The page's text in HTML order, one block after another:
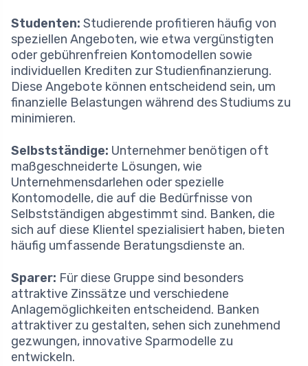
Studenten: Studierende profitieren häufig von
speziellen Angeboten, wie etwa vergünstigten
oder gebührenfreien Kontomodellen sowie
individuellen Krediten zur Studienfinanzierung.
Diese Angebote können entscheidend sein, um
finanzielle Belastungen während des Studiums zu
minimieren.
Selbstständige: Unternehmer benötigen oft
maßgeschneiderte Lösungen, wie
Unternehmensdarlehen oder spezielle
Kontomodelle, die auf die Bedürfnisse von
Selbstständigen abgestimmt sind. Banken, die
sich auf diese Klientel spezialisiert haben, bieten
häufig umfassende Beratungsdienste an.
Sparer: Für diese Gruppe sind besonders
attraktive Zinssätze und verschiedene
Anlagemöglichkeiten entscheidend. Banken
attraktiver zu gestalten, sehen sich zunehmend
gezwungen, innovative Sparmodelle zu
entwickeln.